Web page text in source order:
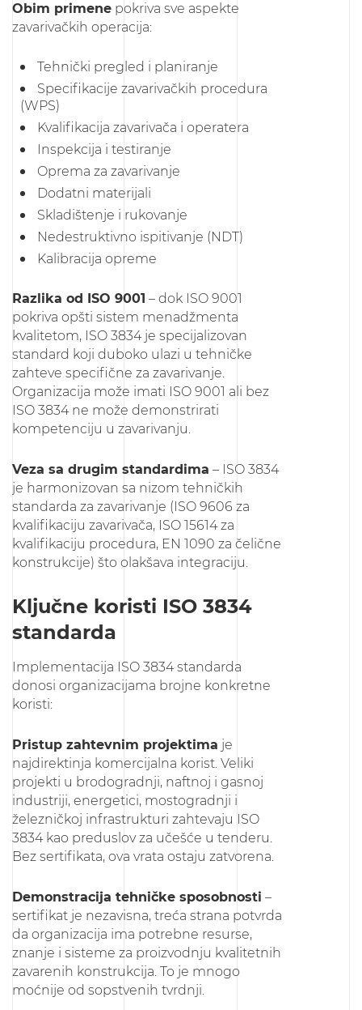
Obim primene pokriva sve aspekte
zavarivačkih operacija:
Tehnički pregled i planiranje
Specifikacije zavarivačkih procedura
(WPS)
Kvalifikacija zavarivača i operatera
Inspekcija i testiranje
Oprema za zavarivanje
Dodatni materijali
Skladištenje i rukovanje
Nedestruktivno ispitivanje (NDT)
Kalibracija opreme
Razlika od ISO 9001 – dok ISO 9001
pokriva opšti sistem menadžmenta
kvalitetom, ISO 3834 je specijalizovan
standard koji duboko ulazi u tehničke
zahteve specifične za zavarivanje.
Organizacija može imati ISO 9001 ali bez
ISO 3834 ne može demonstrirati
kompetenciju u zavarivanju.
Veza sa drugim standardima – ISO 3834
je harmonizovan sa nizom tehničkih
standarda za zavarivanje (ISO 9606 za
kvalifikaciju zavarivača, ISO 15614 za
kvalifikaciju procedura, EN 1090 za čelične
konstrukcije) što olakšava integraciju.
Ključne koristi ISO 3834
standarda
Implementacija ISO 3834 standarda
donosi organizacijama brojne konkretne
koristi:
Pristup zahtevnim projektima je
najdirektinja komercijalna korist. Veliki
projekti u brodogradnji, naftnoj i gasnoj
industriji, energetici, mostogradnji i
železničkoj infrastrukturi zahtevaju ISO
3834 kao preduslov za učešće u tenderu.
Bez sertifikata, ova vrata ostaju zatvorena.
Demonstracija tehničke sposobnosti –
sertifikat je nezavisna, treća strana potvrda
da organizacija ima potrebne resurse,
znanje i sisteme za proizvodnju kvalitetnih
zavarenih konstrukcija. To je mnogo
moćnije od sopstvenih tvrdnji.